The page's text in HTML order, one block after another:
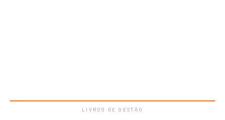
LIVROS DE GESTÃO